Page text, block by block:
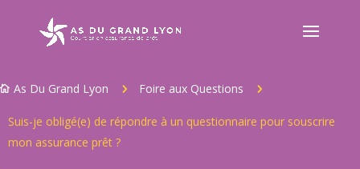
 As Du Grand Lyon 5 Foire aux Questions 5
Suis-je obligé(e) de répondre à un questionnaire pour souscrire
mon assurance prêt ?